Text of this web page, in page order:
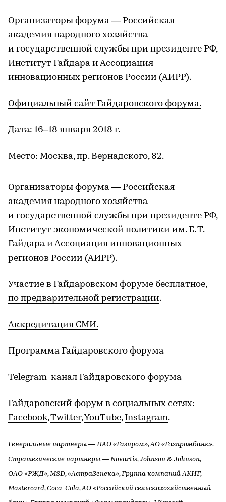
Организаторы форума — Российская
академия народного хозяйства
и государственной службы при президенте РФ,
Институт Гайдара и Ассоциация
инновационных регионов России (АИРР).
Официальный сайт Гайдаровского форума.
Дата: 16–18 января 2018 г.
Место: Москва, пр. Вернадского, 82.
Организаторы форума — Российская
академия народного хозяйства
и государственной службы при президенте РФ,
Институт экономической политики им. Е. Т.
Гайдара и Ассоциация инновационных
регионов России (АИРР).
Участие в Гайдаровском форуме бесплатное,
по предварительной регистрации.
Аккредитация СМИ.
Программа Гайдаровского форума
Telegram-канал Гайдаровского форума
Гайдаровский форум в социальных сетях:
Facebook,Twitter,YouTube, Instagram.
Генеральные партнеры — ПАО «Газпром», АО «Газпромбанк».
Стратегические партнеры — Novartis, Johnson & Johnson,
ОАО «РЖД», MSD, «АстраЗенека», Группа компаний АКИГ,
Mastercard, Coca-Cola, АО «Российский сельскохозяйственный